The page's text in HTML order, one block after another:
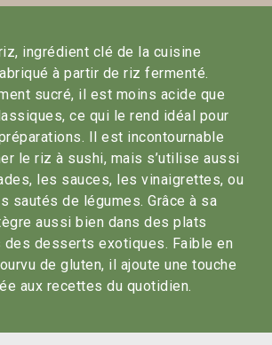
ingrédient clé de la cuisine
à partir de riz fermenté.
sucré, il est moins acide que
ce qui le rend idéal pour
Il est incontournable
le riz à sushi, mais s’utilise aussi
les sauces, les vinaigrettes, ou
sautés de légumes. Grâce à sa
aussi bien dans des plats
des desserts exotiques. Faible en
de gluten, il ajoute une touche
aux recettes du quotidien.